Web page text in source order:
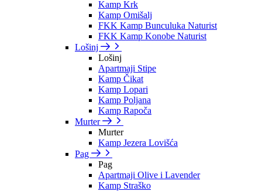
Kamp Krk
Kamp Omišalj
FKK Kamp Bunculuka Naturist
FKK Kamp Konobe Naturist
Lošinj
Lošinj
Apartmaji Stipe
Kamp Čikat
Kamp Lopari
Kamp Poljana
Kamp Rapoča
Murter
Murter
Kamp Jezera Lovišća
Pag
Pag
Apartmaji Olive i Lavender
Kamp Straško